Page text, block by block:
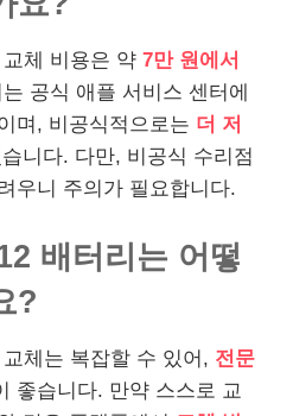
체 비용은 약 7만 원에서
공식 애플 서비스 센터에
며, 비공식적으로는 더 저
니다. 다만, 비공식 수리점
우니 주의가 필요합니다.
배터리는 어떻
?
체는 복잡할 수 있어, 전문
좋습니다. 만약 스스로 교